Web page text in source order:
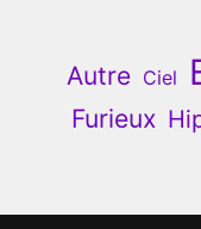
Autre Ciel
Furieux